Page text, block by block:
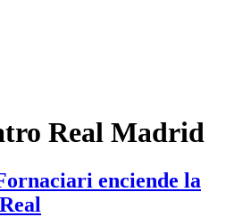
Real Madrid
enciende la